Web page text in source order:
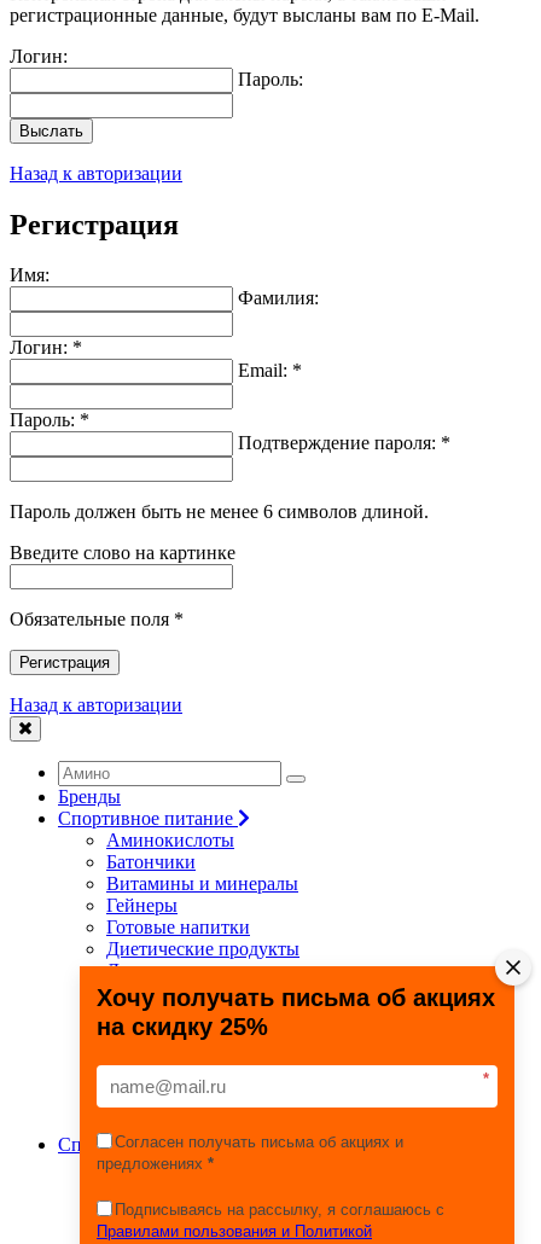
регистрационные данные, будут высланы вам по E-Mail.
Логин:
Пароль:
Выслать
Назад к авторизации
Регистрация
Имя:
Фамилия:
Логин: *
Email: *
Пароль: *
Подтверждение пароля: *
Пароль должен быть не менее 6 символов длиной.
Введите слово на картинке
Обязательные поля *
Регистрация
Назад к авторизации
Бренды
Спортивное питание
Аминокислоты
Батончики
Витамины и минералы
Гейнеры
Готовые напитки
Диетические продукты
Для связок и суставов
Жиросжигатели
Здоровье и долголетие
Креатин
Специальные препараты
Спецпредложения
Спортивные товары
Фитнес, йога, пилатес
Игровые виды спорта
Единоборства
Хочу получать письма об акциях
на скидку 25%
*
Согласен получать письма об акциях и
предложениях *
Подписываясь на рассылку, я соглашаюсь с
Правилами пользования и Политикой